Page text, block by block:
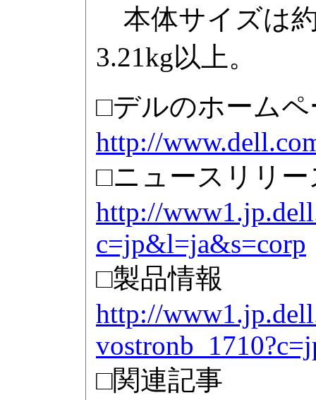
本体サイズは約
3.21kg以上。
□デルのホームペ
http://
□ニュースリリー
http://
c=jp&l=ja&s=corp
□製品情報
http://
□関連記事